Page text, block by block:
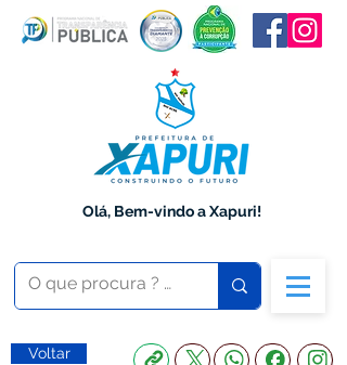
Olá, Bem-vindo a Xapuri!
Voltar